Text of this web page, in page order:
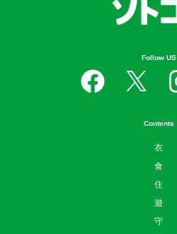
Follow US
Contents
衣
食
住
遊
守